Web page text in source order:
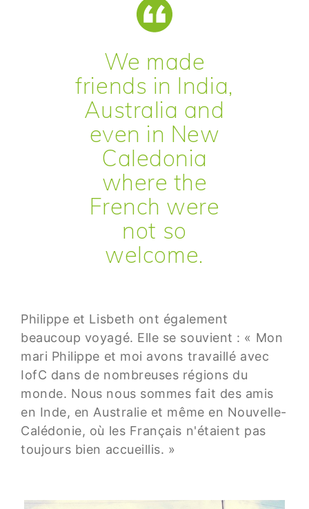
We made
friends in India,
Australia and
even in New
Caledonia
where the
French were
not so
welcome.
Philippe et Lisbeth ont également
beaucoup voyagé. Elle se souvient : « Mon
mari Philippe et moi avons travaillé avec
IofC dans de nombreuses régions du
monde. Nous nous sommes fait des amis
en Inde, en Australie et même en Nouvelle-
Calédonie, où les Français n'étaient pas
toujours bien accueillis. »